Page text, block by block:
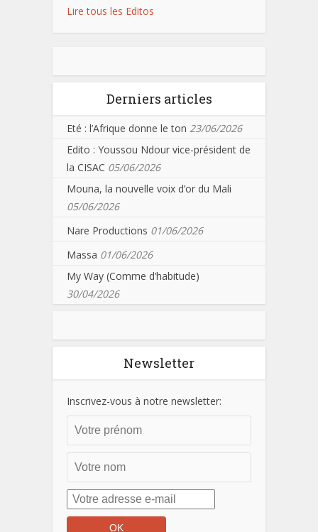
Lire tous les Editos
Derniers articles
Eté : l’Afrique donne le ton 23/06/2026
Edito : Youssou Ndour vice-président de
la CISAC 05/06/2026
Mouna, la nouvelle voix d’or du Mali
05/06/2026
Nare Productions 01/06/2026
Massa 01/06/2026
My Way (Comme d’habitude)
30/04/2026
Newsletter
Inscrivez-vous à notre newsletter: